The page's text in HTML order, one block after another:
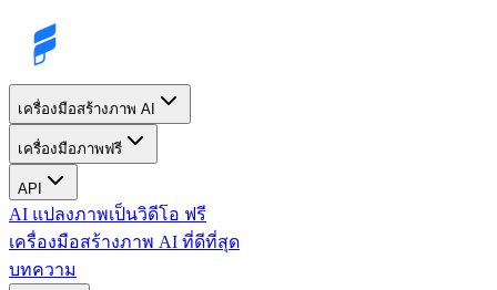
เครื่องมือสร้างภาพ AI
เครื่องมือภาพฟรี
API
AI แปลงภาพเป็นวิดีโอ ฟรี
เครื่องมือสร้างภาพ AI ที่ดีที่สุด
บทความ